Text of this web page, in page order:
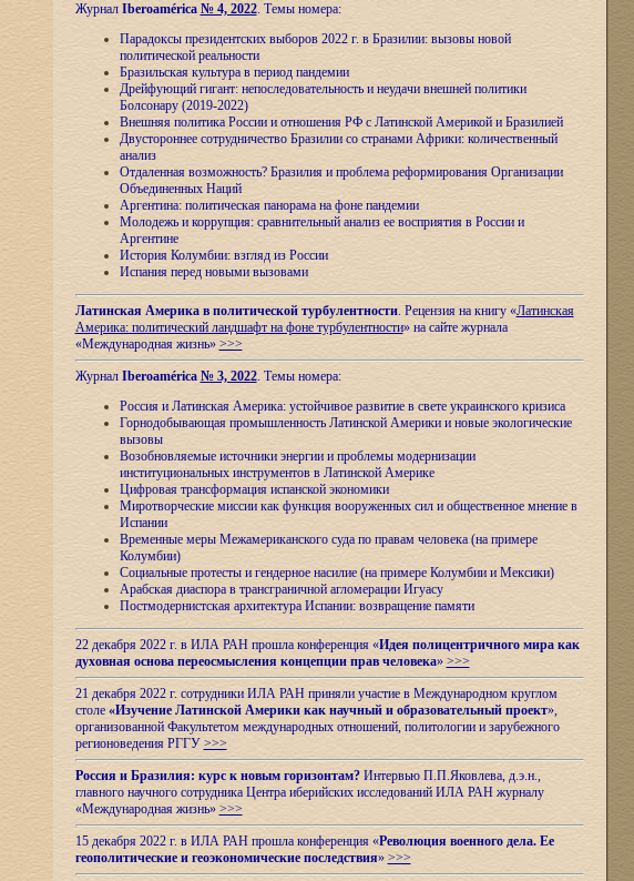
Журнал Iberoamérica № 4, 2022. Темы номера:
Парадоксы президентских выборов 2022 г. в Бразилии: вызовы новой
политической реальности
Бразильская культура в период пандемии
Дрейфующий гигант: непоследовательность и неудачи внешней политики
Болсонару (2019-2022)
Внешняя политика России и отношения РФ с Латинской Америкой и Бразилией
Двустороннее сотрудничество Бразилии со странами Африки: количественный
анализ
Отдаленная возможность? Бразилия и проблема реформирования Организации
Объединенных Наций
Аргентина: политическая панорама на фоне пандемии
Молодежь и коррупция: сравнительный анализ ee восприятия в России и
Аргентине
История Колумбии: взгляд из России
Испания перед новыми вызовами
Латинская Америка в политической турбулентности. Рецензия на книгу «Латинская
Америка: политический ландшафт на фоне турбулентности» на сайте журнала
«Международная жизнь» >>>
Журнал Iberoamérica № 3, 2022. Темы номера:
Россия и Латинская Америка: устойчивое развитие в свете украинского кризиса
Горнодобывающая промышленность Латинской Америки и новые экологические
вызовы
Возобновляемые источники энергии и проблемы модернизации
институциональных инструментов в Латинской Америке
Цифровая трансформация испанской экономики
Миротворческие миссии как функция вооруженных сил и общественное мнение в
Испании
Временные меры Межамериканского суда по правам человека (на примере
Колумбии)
Социальные протесты и гендерное насилие (на примере Колумбии и Мексики)
Арабская диаспора в трансграничной агломерации Игуасу
Постмодернистская архитектура Испании: возвращение памяти
22 декабря 2022 г. в ИЛА РАН прошла конференция «Идея полицентричного мира как
духовная основа переосмысления концепции прав человека» >>>
21 декабря 2022 г. сотрудники ИЛА РАН приняли участие в Международном круглом
столе «Изучение Латинской Америки как научный и образовательный проект»,
организованной Факультетом международных отношений, политологии и зарубежного
регионоведения РГГУ >>>
Россия и Бразилия: курс к новым горизонтам?Интервью П.П.Яковлева, д.э.н.,
главного научного сотрудника Центра иберийских исследований ИЛА РАН журналу
«Международная жизнь» >>>
15 декабря 2022 г. в ИЛА РАН прошла конференция «Революция военного дела. Ее
геополитические и геоэкономические последствия» >>>